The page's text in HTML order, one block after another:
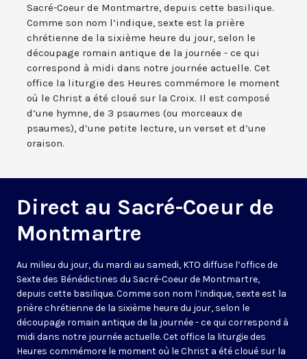
Sacré-Coeur de Montmartre, depuis cette basilique.
Comme son nom l’indique, sexte est la prière
chrétienne de la sixième heure du jour, selon le
découpage romain antique de la journée - ce qui
correspond à midi dans notre journée actuelle. Cet
office la liturgie des Heures commémore le moment
où le Christ a été cloué sur la Croix. Il est composé
d’une hymne, de 3 psaumes (ou morceaux de
psaumes), d’une petite lecture, un verset et d’une
oraison.
Direct au Sacré-Coeur de
Montmartre
Au milieu du jour, du mardi au samedi, KTO diffuse l’office de
Sexte des Bénédictines du Sacré-Coeur de Montmartre,
depuis cette basilique. Comme son nom l’indique, sexte est la
prière chrétienne de la sixième heure du jour, selon le
découpage romain antique de la journée - ce qui correspond à
midi dans notre journée actuelle. Cet office la liturgie des
Heures commémore le moment où le Christ a été cloué sur la